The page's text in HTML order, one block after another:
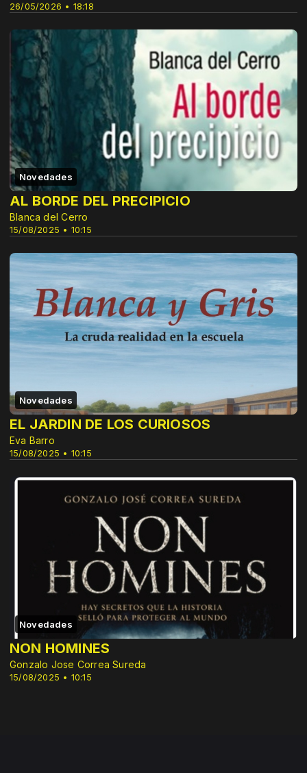
26/05/2026 • 18:18
Novedades
15/08/2025 • 10:15
AL BORDE DEL PRECIPICIO
Blanca del Cerro
Novedades
15/08/2025 • 10:15
EL JARDIN DE LOS CURIOSOS
Eva Barro
Novedades
15/08/2025 • 10:15
NON HOMINES
Gonzalo Jose Correa Sureda